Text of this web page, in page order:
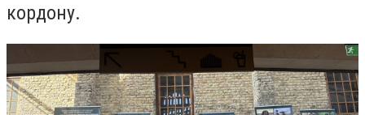
кордону.